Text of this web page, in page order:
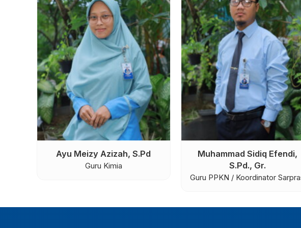
Hiyarunnisa Kahes Waypi,
S.Kom
Bekti Setianingsih, S.Psi., Gr.
Guru BK